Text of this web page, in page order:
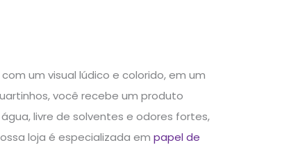
um visual lúdico e colorido, em um
você recebe um produto
livre de solventes e odores fortes,
loja é especializada em papel de